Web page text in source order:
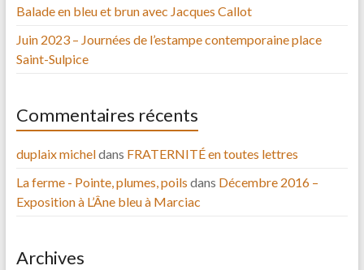
Balade en bleu et brun avec Jacques Callot
Juin 2023 – Journées de l’estampe contemporaine place
Saint-Sulpice
Commentaires récents
duplaix micheldans FRATERNITÉ en toutes lettres
La ferme - Pointe, plumes, poils dans Décembre 2016 –
Exposition à L’Âne bleu à Marciac
Archives